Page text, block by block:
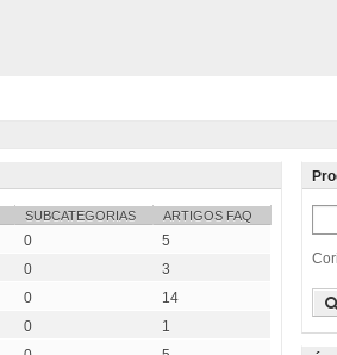
SUBCATEGORIAS ARTIGOS FAQ
0
5
0
3
0
14
0
1